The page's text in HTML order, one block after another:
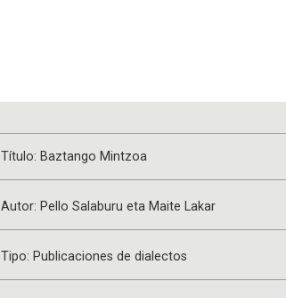
Título: Baztango Mintzoa
Autor: Pello Salaburu eta Maite Lakar
Tipo: Publicaciones de dialectos